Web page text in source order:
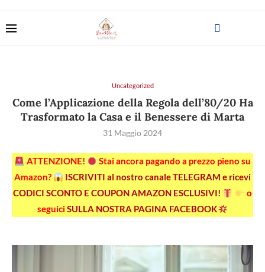
Uncategorized
Come l’Applicazione della Regola dell’80/20 Ha
Trasformato la Casa e il Benessere di Marta
31 Maggio 2024
ATTENZIONE!
Stai ancora pagando a prezzo pieno su
Amazon?
ISCRIVITI al nostro canale TELEGRAM e ricevi
CODICI SCONTO E COUPON AMAZON ESCLUSIVI!
o
seguiciSULLA NOSTRA PAGINA FACEBOOK